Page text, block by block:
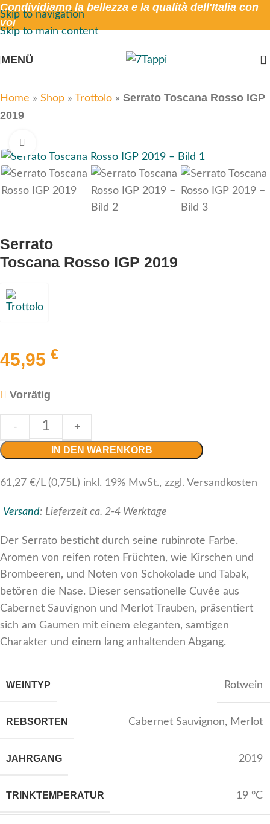
Skip to navigation
Skip to main content
Condividiamo la bellezza e la qualità dell'Italia con
voi
MENÜ
Home » Shop » Trottolo » Serrato Toscana Rosso IGP
2019
Serrato
Toscana Rosso IGP 2019
45,95 €
Vorrätig
IN DEN WARENKORB
61,27 €/L (0,75L) inkl. 19% MwSt., zzgl. Versandkosten
Versand: Lieferzeit ca. 2-4 Werktage
Der Serrato besticht durch seine rubinrote Farbe.
Aromen von reifen roten Früchten, wie Kirschen und
Brombeeren, und Noten von Schokolade und Tabak,
betören die Nase. Dieser sensationelle Cuvée aus
Cabernet Sauvignon und Merlot Trauben, präsentiert
sich am Gaumen mit einem eleganten, samtigen
Charakter und einem lang anhaltenden Abgang.
WEINTYP Rotwein
REBSORTEN Cabernet Sauvignon, Merlot
JAHRGANG 2019
TRINKTEMPERATUR 19 °C